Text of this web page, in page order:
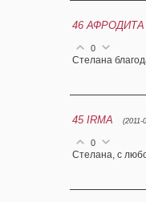
46 АФРОДИТА
0
Стелана
45 IRMA (2011-
0
Стелана, с